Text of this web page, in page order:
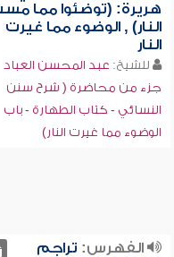
هريرة: (توضئوا مما
النار) , الوضوء مما غيرت
النار
للشيخ: عبد المحسن العباد
جزء من محاضرة ( شرح سنن
النسائي - كتاب الطهارة - باب
الوضوء مما غيرت النار)
الفهرس: تراجم